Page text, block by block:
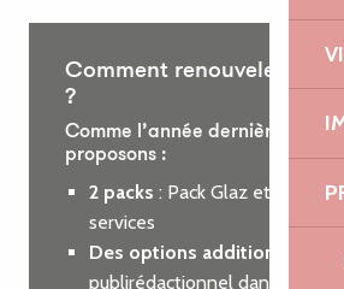
Comment renouveler
?
Comme l’année dernière, nous
proposons :
2 packs : Pack Glaz et Pack
services
Des options additionnelles
publirédactionnel dans le guide